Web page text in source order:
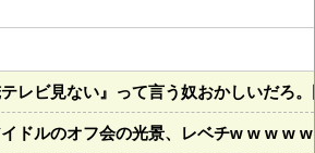
レビ見ない』って言う奴おかしいだろ
イドルのオフ会の光景、レベチw w w w